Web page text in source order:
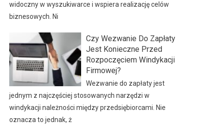
widoczny w wyszukiwarce i wspiera realizację celów
biznesowych. Ni
Czy Wezwanie Do Zapłaty
Jest Konieczne Przed
Rozpoczęciem Windykacji
Firmowej?
Wezwanie do zapłaty jest
jednym z najczęściej stosowanych narzędzi w
windykacji należności między przedsiębiorcami. Nie
oznacza to jednak, ż